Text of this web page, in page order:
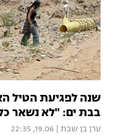
שנה לפגיעת הטיל
בבת ים: "לא נשאר
ערן בן שבת 19.06, 22:35